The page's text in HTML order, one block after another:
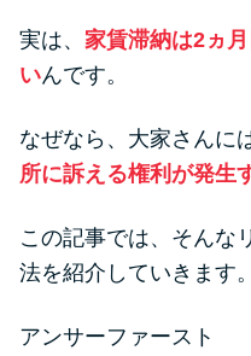
バレず
便利なコンテ
カード
実は、 家賃滞納は2ヵ
いんです。
なぜなら、大家さんに
所に訴える権利が発生
この記事では、そんな
法を紹介していきます。
アンサーファースト